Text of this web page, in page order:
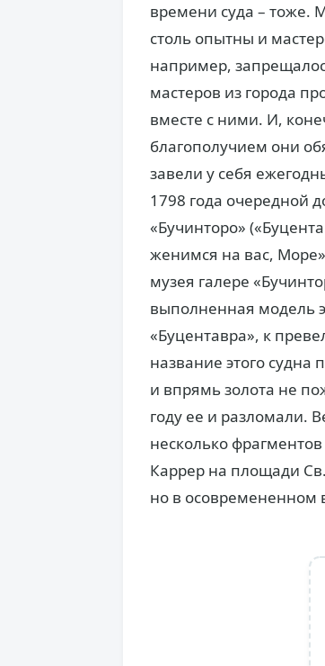
времени суда – тоже.
столь опытны и
например,
мастеров из города
вместе с ними. И,
благополучием они
завели у себя
1798 года очередной
«Бучинторо»
женимся на вас,
музея галере
выполненная модель
«Буцентавра», к
название этого судна
и впрямь золота не
году ее и разломали.
несколько
Каррер на площади
но в осовремененном